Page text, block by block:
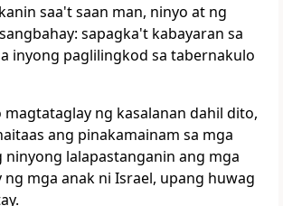
saa't saan man, ninyo at ng
sapagka't kabayaran sa
inyong paglilingkod sa tabernakulo
magtataglay ng kasalanan dahil dito,
ang pinakamainam sa mga
ninyong lalapastanganin ang mga
ng mga anak ni Israel, upang huwag